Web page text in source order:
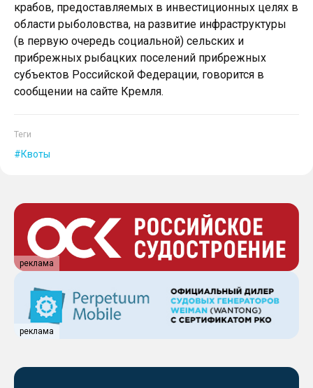
крабов, предоставляемых в инвестиционных целях в
области рыболовства, на развитие инфраструктуры
(в первую очередь социальной) сельских и
прибрежных рыбацких поселений прибрежных
субъектов Российской Федерации, говорится в
сообщении на сайте Кремля.
Теги
Квоты
реклама
реклама